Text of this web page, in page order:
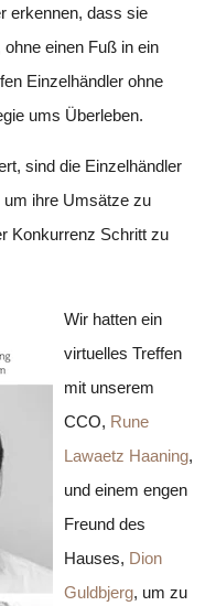
erkennen, dass sie
einen Fuß in ein
Einzelhändler ohne
ums Überleben.
sind die Einzelhändler
um ihre Umsätze zu
Konkurrenz Schritt zu
Wir hatten ein
virtuelles Treffen
mit unserem
CCO, Rune
Lawaetz Haaning,
und einem engen
Freund des
Hauses, Dion
Guldbjerg, um zu